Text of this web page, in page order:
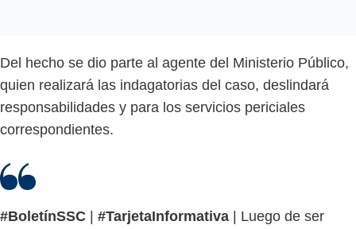
Del hecho se dio parte al agente del Ministerio Público,
quien realizará las indagatorias del caso, deslindará
responsabilidades y para los servicios periciales
correspondientes.
#BoletínSSC | #TarjetaInformativa | Luego de ser